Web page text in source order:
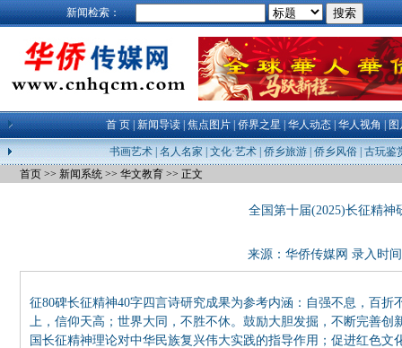
新闻检索：
首 页|新闻导读|焦点图片|侨界之星|华人动态|华人视角|图
书画艺术| 名人名家 文化·艺术| 侨乡旅游| 侨乡风俗| 古玩鉴
首页 >> 新闻系统 >> 华文教育 >> 正文
全国第十届(2025)长征精神
来源： 华侨传媒网 录入时
征80碑长征精神40字四言诗研究成果为参考内涵：自强不息，百
上，信仰天高；世界大同，不胜不休。鼓励大胆发掘，不断完善
国长征精神理论对中华民族复兴伟大实践的指导作用；促进红色